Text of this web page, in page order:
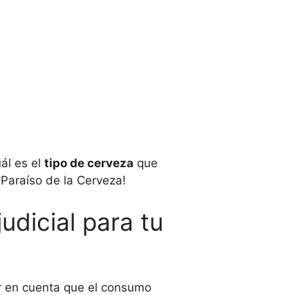
es el tipo de cerveza que
de la Cerveza!
para tu
cuenta que el consumo